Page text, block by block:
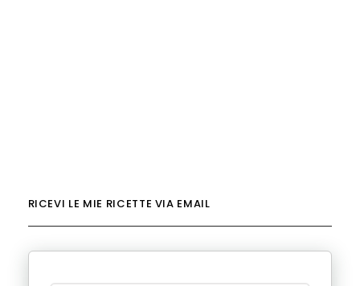
RICEVI LE MIE RICETTE VIA EMAIL